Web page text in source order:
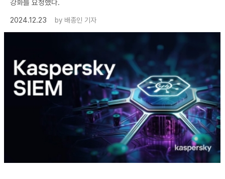
강화를 요청했다.
2024.12.23
by 배종인 기자